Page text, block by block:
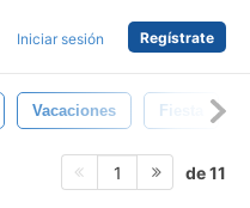
Iniciar sesión Regístrate
Vacaciones Fiesta
1 de 11